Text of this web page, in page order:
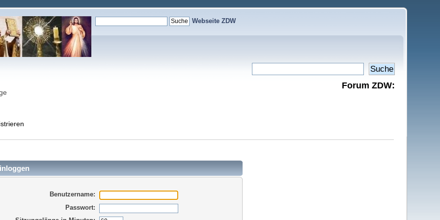
Webseite ZDW
Forum ZDW:
Benutzername:
Passwort: